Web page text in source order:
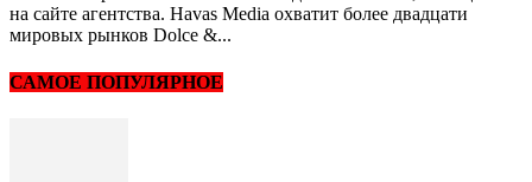
на сайте агентства. Havas Media охватит более двадцати
мировых рынков Dolce &...
САМОЕ ПОПУЛЯРНОЕ